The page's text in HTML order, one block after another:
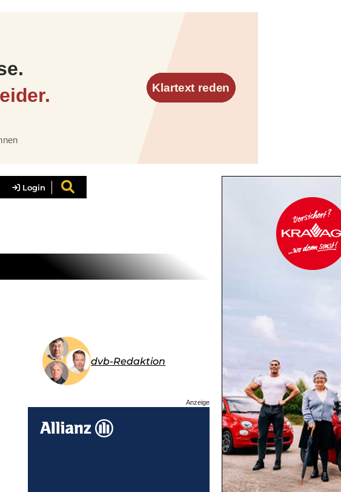
Login
dvb-Redaktion
Anzeige